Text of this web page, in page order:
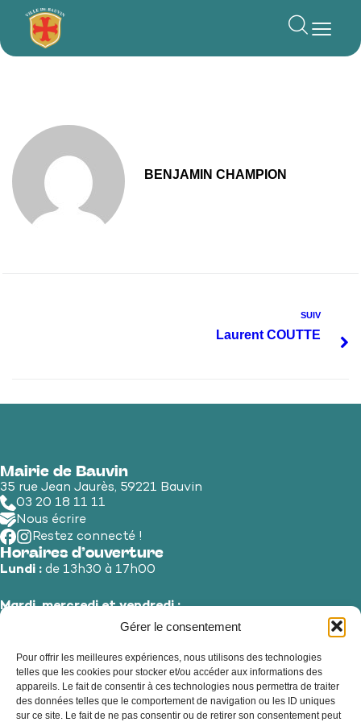
Gérer le consentement
Pour offrir les meilleures expériences, nous utilisons des technologies
telles que les cookies pour stocker et/ou accéder aux informations des
appareils. Le fait de consentir à ces technologies nous permettra de traiter
des données telles que le comportement de navigation ou les ID uniques
sur ce site. Le fait de ne pas consentir ou de retirer son consentement peut
principal
BENJAMIN CHAMPION
SUIV
Laurent COUTTE
Mairie de Bauvin
35 rue Jean Jaurès, 59221 Bauvin
03 20 18 11 11
Nous écrire
Restez connecté !
Horaires d’ouverture
Lundi : de 13h30 à 17h00
Mardi, mercredi et vendredi :
de 8h30 à 12h00 et de 13h30 à 17h00
Jeudi et samedi :de 8h30 à 12h00